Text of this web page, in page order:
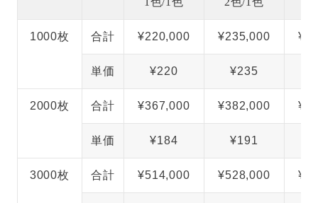
1000枚 合計 ¥220,000 ¥235,000
単価 ¥220 ¥235
2000枚 合計 ¥367,000 ¥382,000
単価 ¥184 ¥191
3000枚 合計 ¥514,000 ¥528,000